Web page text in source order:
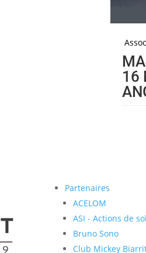
16
Partenaires
ACELOM
ASI - Actions de
Bruno Sono
Club Mickey